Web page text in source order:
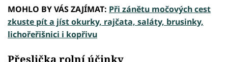
MOHLO BY VÁS ZAJÍMAT: Při zánětu močových cest
zkuste pít a jíst okurky, rajčata, saláty, brusinky,
lichořeřišnici i kopřivu
Přeslička rolní účinky